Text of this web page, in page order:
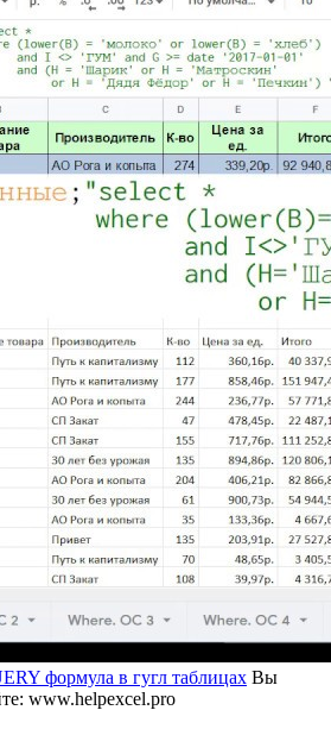
формула в гугл таблицах Вы
www.helpexcel.pro